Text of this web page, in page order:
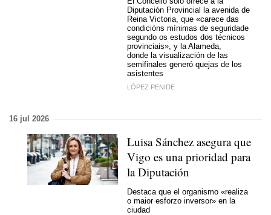
Diputación Provincial la avenida de
Reina Victoria, que «carece das
condicións mínimas de seguridade
segundo os estudos dos técnicos
provinciais», y la Alameda,
donde la visualización de las
semifinales generó quejas de los
asistentes
LÓPEZ PENIDE
16 jul 2026
Luisa Sánchez asegura que
Vigo es una prioridad para
la Diputación
Destaca que el organismo «realiza
o maior esforzo inversor» en la
ciudad